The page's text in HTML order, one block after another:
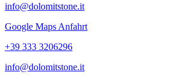
info@dolomitstone.it
Google Maps Anfahrt
+39 333 3206296
info@dolomitstone.it